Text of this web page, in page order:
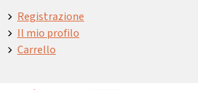
Registrazione
Il mio profilo
Carrello